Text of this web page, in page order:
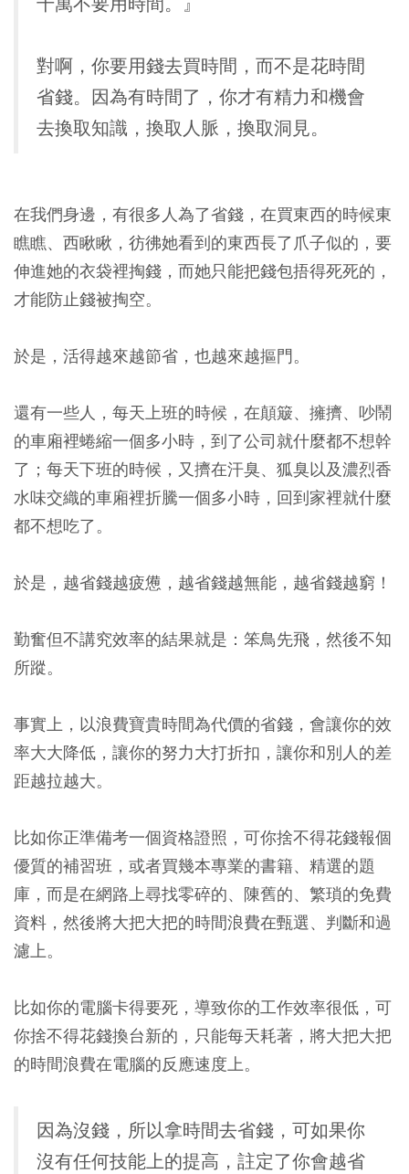
對啊，你要用錢去買時間，而不是花時間
省錢。因為有時間了，你才有精力和機會
去換取知識，換取人脈，換取洞見。
在我們身邊，有很多人為了省錢，在買東西的時候東
瞧瞧、西瞅瞅，彷彿她看到的東西長了爪子似的，要
伸進她的衣袋裡掏錢，而她只能把錢包捂得死死的，
才能防止錢被掏空。
於是，活得越來越節省，也越來越摳門。
還有一些人，每天上班的時候，在顛簸、擁擠、吵鬧
的車廂裡蜷縮一個多小時，到了公司就什麼都不想幹
了；每天下班的時候，又擠在汗臭、狐臭以及濃烈香
水味交織的車廂裡折騰一個多小時，回到家裡就什麼
都不想吃了。
於是，越省錢越疲憊，越省錢越無能，越省錢越窮！
勤奮但不講究效率的結果就是：笨鳥先飛，然後不知
所蹤。
事實上，以浪費寶貴時間為代價的省錢，會讓你的效
率大大降低，讓你的努力大打折扣，讓你和別人的差
距越拉越大。
比如你正準備考一個資格證照，可你捨不得花錢報個
優質的補習班，或者買幾本專業的書籍、精選的題
庫，而是在網路上尋找零碎的、陳舊的、繁瑣的免費
資料，然後將大把大把的時間浪費在甄選、判斷和過
濾上。
比如你的電腦卡得要死，導致你的工作效率很低，可
你捨不得花錢換台新的，只能每天耗著，將大把大把
的時間浪費在電腦的反應速度上。
因為沒錢，所以拿時間去省錢，可如果你
沒有任何技能上的提高，註定了你會越省